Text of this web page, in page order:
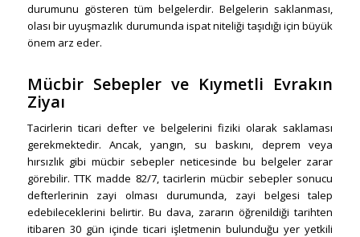
durumunu gösteren tüm belgelerdir. Belgelerin saklanması,
olası bir uyuşmazlık durumunda ispat niteliği taşıdığı için büyük
önem arz eder.
Mücbir Sebepler ve Kıymetli Evrakın
Ziyaı
Tacirlerin ticari defter ve belgelerini fiziki olarak saklaması
gerekmektedir. Ancak, yangın, su baskını, deprem veya
hırsızlık gibi mücbir sebepler neticesinde bu belgeler zarar
görebilir. TTK madde 82/7, tacirlerin mücbir sebepler sonucu
defterlerinin zayi olması durumunda, zayi belgesi talep
edebileceklerini belirtir. Bu dava, zararın öğrenildiği tarihten
itibaren 30 gün içinde ticari işletmenin bulunduğu yer yetkili